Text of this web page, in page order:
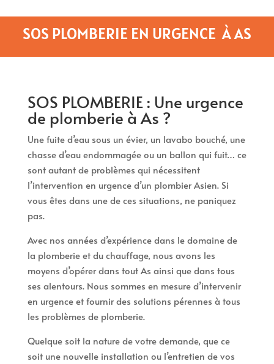
SOS PLOMBERIE EN URGENCE À AS
SOS PLOMBERIE : Une urgence
de plomberie à As ?
Une fuite d’eau sous un évier, un lavabo bouché, une
chasse d’eau endommagée ou un ballon qui fuit… ce
sont autant de problèmes qui nécessitent
l’intervention en urgence d’un plombier Asien. Si
vous êtes dans une de ces situations, ne paniquez
pas.
Avec nos années d’expérience dans le domaine de
la plomberie et du chauffage, nous avons les
moyens d’opérer dans tout As ainsi que dans tous
ses alentours. Nous sommes en mesure d’intervenir
en urgence et fournir des solutions pérennes à tous
les problèmes de plomberie.
Quelque soit la nature de votre demande, que ce
soit une nouvelle installation ou l’entretien de vos